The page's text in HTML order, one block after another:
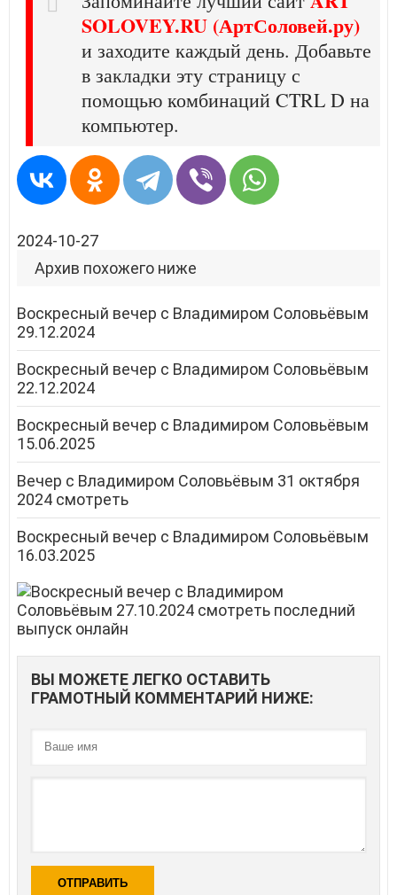
SOLOVEY.RU (АртСоловей.ру)
и заходите каждый день. Добавьте
в закладки эту страницу с
помощью комбинаций CTRL D на
компьютер.
2024-10-27
Архив похожего ниже
Воскресный вечер с Владимиром Соловьёвым
29.12.2024
Воскресный вечер с Владимиром Соловьёвым
22.12.2024
Воскресный вечер с Владимиром Соловьёвым
15.06.2025
Вечер с Владимиром Соловьёвым 31 октября
2024 смотреть
Воскресный вечер с Владимиром Соловьёвым
16.03.2025
ВЫ МОЖЕТЕ ЛЕГКО ОСТАВИТЬ
ГРАМОТНЫЙ КОММЕНТАРИЙ НИЖЕ:
ОТПРАВИТЬ